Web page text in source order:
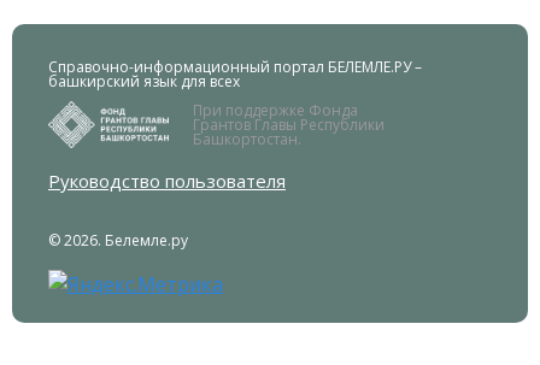
Справочно-информационный портал БЕЛЕМЛЕ.РУ –
башкирский язык для всех
При поддержке Фонда
Грантов Главы Республики
Башкортостан.
Руководство пользователя
© 2026. Белемле.ру